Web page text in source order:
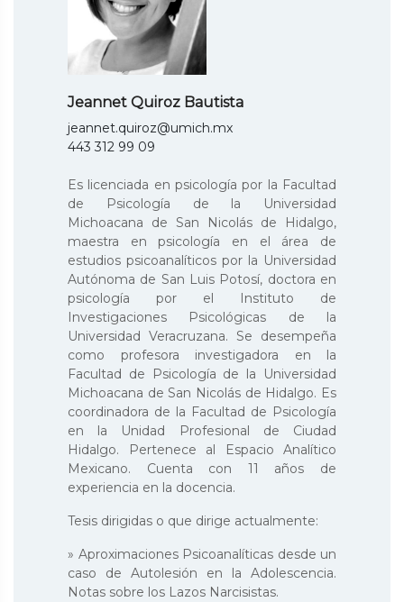
Jeannet Quiroz Bautista
jeannet.quiroz@umich.mx
443 312 99 09
Es licenciada en psicología por la Facultad
de Psicología de la Universidad
Michoacana de San Nicolás de Hidalgo,
maestra en psicología en el área de
estudios psicoanalíticos por la Universidad
Autónoma de San Luis Potosí, doctora en
psicología por el Instituto de
Investigaciones Psicológicas de la
Universidad Veracruzana. Se desempeña
como profesora investigadora en la
Facultad de Psicología de la Universidad
Michoacana de San Nicolás de Hidalgo. Es
coordinadora de la Facultad de Psicología
en la Unidad Profesional de Ciudad
Hidalgo. Pertenece al Espacio Analítico
Mexicano. Cuenta con 11 años de
experiencia en la docencia.
Tesis dirigidas o que dirige actualmente:
» Aproximaciones Psicoanalíticas desde un
caso de Autolesión en la Adolescencia.
Notas sobre los Lazos Narcisistas.